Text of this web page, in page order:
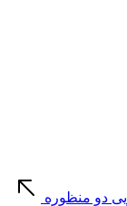
دو منظوره